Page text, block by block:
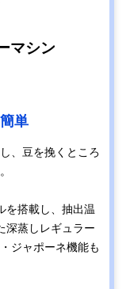
マシン
単
、豆を挽くところ
を搭載し、抽出温
深蒸しレギュラー
ジャポーネ機能も